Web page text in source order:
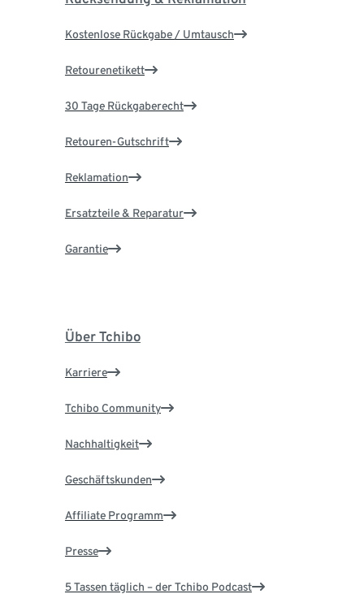
Kostenlose Rückgabe / Umtausch
Retourenetikett
30 Tage Rückgaberecht
Retouren-Gutschrift
Reklamation
Ersatzteile & Reparatur
Garantie
Über Tchibo
Karriere
Tchibo Community
Nachhaltigkeit
Geschäftskunden
Affiliate Programm
Presse
5 Tassen täglich – der Tchibo Podcast